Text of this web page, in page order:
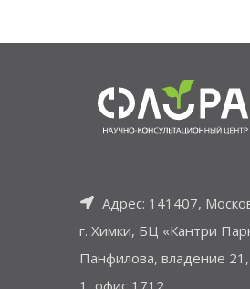
Адрес: 141407,
г. Химки, БЦ «Кантри
Панфилова, владение